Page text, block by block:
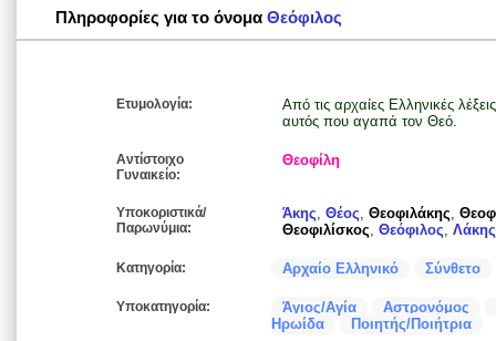
Πληροφορίες για το όνομα Θεόφιλος
Ετυμολογία:
Από τις αρχαίες Ελληνικές
αυτός που αγαπά τον Θεό.
Αντίστοιχο
Γυναικείο:
Θεοφίλη
Υποκοριστικά/
Παρωνύμια:
Άκης, Θέος, Θεοφιλάκης,
Θεοφιλίσκος, Θεόφιλος, Λάκης
Κατηγορία: Αρχαίο Ελληνικό Σύνθετο
Υποκατηγορία: Άγιος/Αγία
Αστρονόμος
Ηρωίδα
Ποιητής/Ποιήτρια